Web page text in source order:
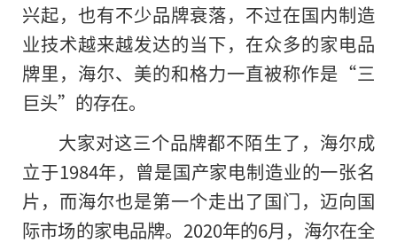
兴起，也有不少品牌衰落，不过在国内制造
业技术越来越发达的当下，在众多的家电品
牌里，海尔、美的和格力一直被称作是“三
巨头”的存在。
大家对这三个品牌都不陌生了，海尔成
立于1984年，曾是国产家电制造业的一张名
片，而海尔也是第一个走出了国门，迈向国
际市场的家电品牌。2020年的6月，海尔在全